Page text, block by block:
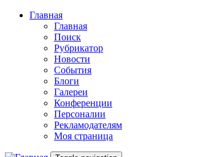
Skip to main content
Главная
Главная
Поиск
Рубрикатор
Новости
События
Блоги
Галереи
Конференции
Персоналии
Рекламодателям
Моя страница